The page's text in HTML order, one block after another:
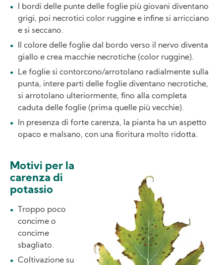
I bordi delle punte delle foglie più giovani diventano
grigi, poi necrotici color ruggine e infine si arricciano
e si seccano.
Il colore delle foglie dal bordo verso il nervo diventa
giallo e crea macchie necrotiche (color ruggine).
Le foglie si contorcono/arrotolano radialmente sulla
punta, intere parti delle foglie diventano necrotiche,
si arrotolano ulteriormente, fino alla completa
caduta delle foglie (prima quelle più vecchie).
In presenza di forte carenza, la pianta ha un aspetto
opaco e malsano, con una fioritura molto ridotta.
Motivi per la
carenza di
potassio
Troppo poco
concime o
concime
sbagliato.
Coltivazione su